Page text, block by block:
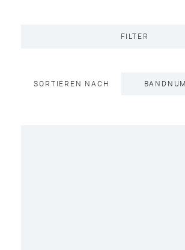
FILTER
SORTIEREN NACH